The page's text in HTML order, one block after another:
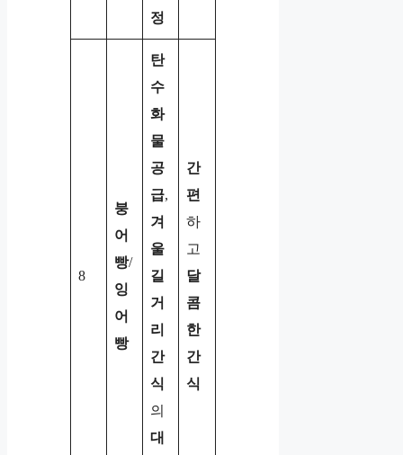
정
8
붕
어
빵/
잉
어
빵
탄
수
화
물
공
급,
겨
울
길
거
리
간
식
의
대
간
편
하
고
달
콤
한
간
식